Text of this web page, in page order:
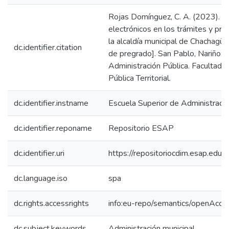
dc.identifier.citation
Rojas Domínguez, C. A. (2023).
electrónicos en los trámites y
la alcaldía municipal de
de pregrado]. San Pablo, Nariño:
Administración Pública. Facultad
Pública Territorial.
dc.identifier.instname Escuela Superior de
dc.identifier.reponame Repositorio ESAP
dc.identifier.uri https://
dc.language.iso spa
dc.rights.accessrights info:eu-repo/semantics/